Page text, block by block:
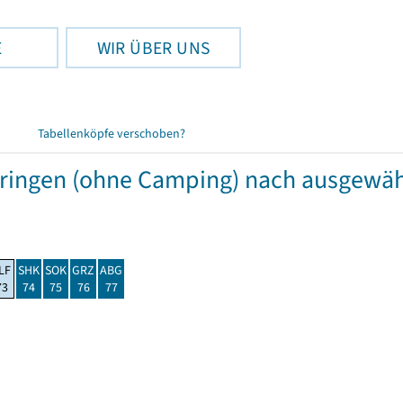
WIR ÜBER UNS
Tabellenköpfe verschoben?
(ohne Camping) nach
SHK
74
SOK
75
GRZ
76
ABG
77